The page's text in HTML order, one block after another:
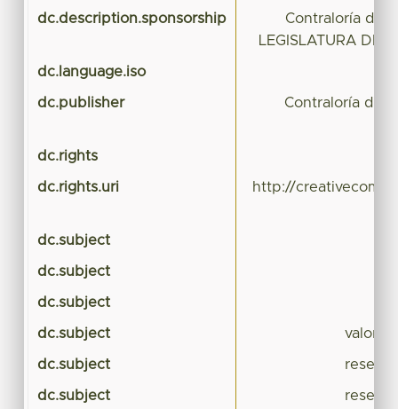
dc.description.sponsorship
Contraloría del
LEGISLATURA DEL
dc.language.iso
dc.publisher Contraloría del
dc.rights
dc.rights.uri http://
dc.subject
dc.subject
dc.subject
dc.subject
dc.subject
dc.subject